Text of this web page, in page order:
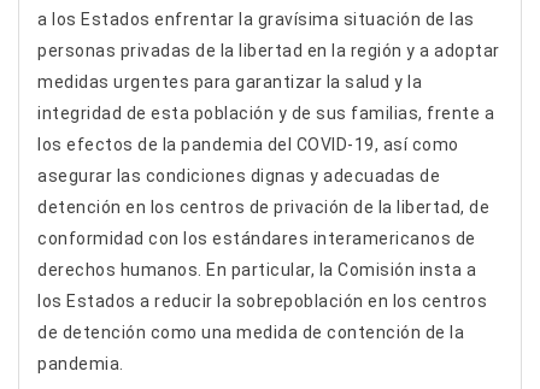
a los Estados enfrentar la gravísima situación de las
personas privadas de la libertad en la región y a adoptar
medidas urgentes para garantizar la salud y la
integridad de esta población y de sus familias, frente a
los efectos de la pandemia del COVID-19, así como
asegurar las condiciones dignas y adecuadas de
detención en los centros de privación de la libertad, de
conformidad con los estándares interamericanos de
derechos humanos. En particular, la Comisión insta a
los Estados a reducir la sobrepoblación en los centros
de detención como una medida de contención de la
pandemia.